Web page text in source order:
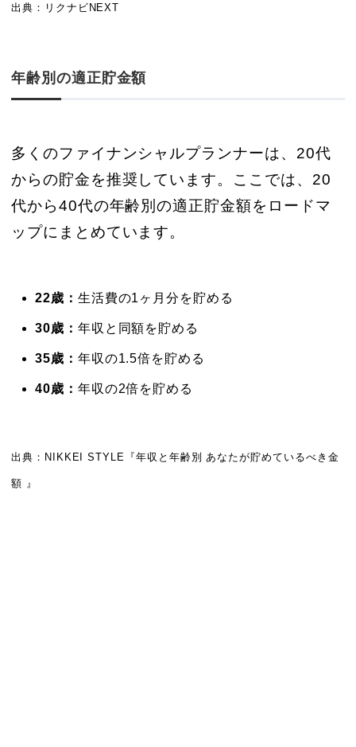
出典：リクナビNEXT
年齢別の適正貯金額
多くのファイナンシャルプランナーは、20代
からの貯金を推奨しています。ここでは、20
代から40代の年齢別の適正貯金額をロードマ
ップにまとめています。
22歳： 生活費の1ヶ月分を貯める
30歳： 年収と同額を貯める
35歳： 年収の1.5倍を貯める
40歳： 年収の2倍を貯める
出典：NIKKEI STYLE『年収と年齢別 あなたが貯めているべき金
額 』